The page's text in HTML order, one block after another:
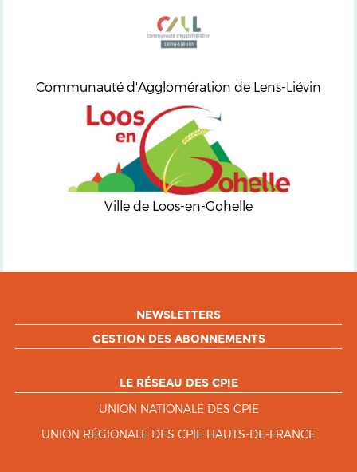
Communauté d'Agglomération de Lens-Liévin
Ville de Loos-en-Gohelle
NEWSLETTERS
GESTION DES ABONNEMENTS
LE RÉSEAU DES CPIE
UNION NATIONALE DES CPIE
UNION RÉGIONALE DES CPIE HAUTS-DE-FRANCE